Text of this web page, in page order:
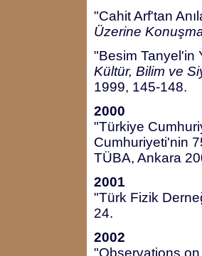
"Cahit Arf'tan
Üzerine
"Besim Tanyel'in
Kültür, Bilim ve
1999, 145-148.
2000
"Türkiye
Cumhuriyeti'nin
TÜBA, Ankara
2001
"Türk Fizik
24.
2002
"Observations